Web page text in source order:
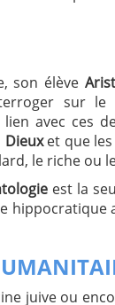
son élève
sur
lien avec ces
Dieuxet que les
le riche ou
est la
hippocratique
juive ou